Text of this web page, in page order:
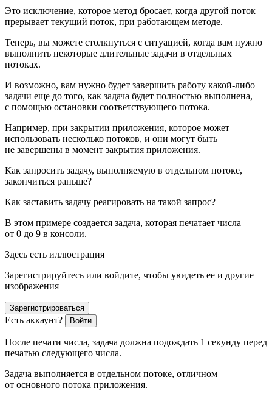
Это исключение, которое метод бросает, когда другой поток
прерывает текущий поток, при работающем методе.
Теперь, вы можете столкнуться с ситуацией, когда вам нужно
выполнить некоторые длительные задачи в отдельных
потоках.
И возможно, вам нужно будет завершить работу какой-либо
задачи еще до того, как задача будет полностью выполнена,
с помощью остановки соответствующего потока.
Например, при закрытии приложения, которое может
использовать несколько потоков, и они могут быть
не завершены в момент закрытия приложения.
Как запросить задачу, выполняемую в отдельном потоке,
закончиться раньше?
Как заставить задачу реагировать на такой запрос?
В этом примере создается задача, которая печатает числа
от 0 до 9 в консоли.
Здесь есть иллюстрация
Зарегистрируйтесь или войдите, чтобы увидеть ее и другие
изображения
Зарегистрироваться
Есть аккаунт? Войти
После печати числа, задача должна подождать 1 секунду перед
печатью следующего числа.
Задача выполняется в отдельном потоке, отличном
от основного потока приложения.